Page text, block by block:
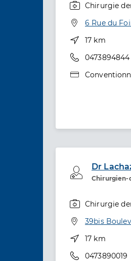
Chirurgie
Adresse
6 Rue du
Distance
17 km
Téléphone
0473894844
Type de
Dr
Chirurgien-
Chirurgie
Adresse
39bis
Distance
17 km
Téléphone
0473890019